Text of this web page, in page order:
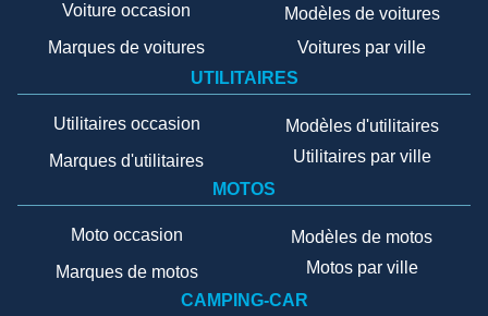
Voiture occasion
Marques de voitures
Modèles de voitures
Voitures par ville
UTILITAIRES
Utilitaires occasion
Marques d'utilitaires
Modèles d'utilitaires
Utilitaires par ville
MOTOS
Moto occasion
Marques de motos
Modèles de motos
Motos par ville
CAMPING-CAR